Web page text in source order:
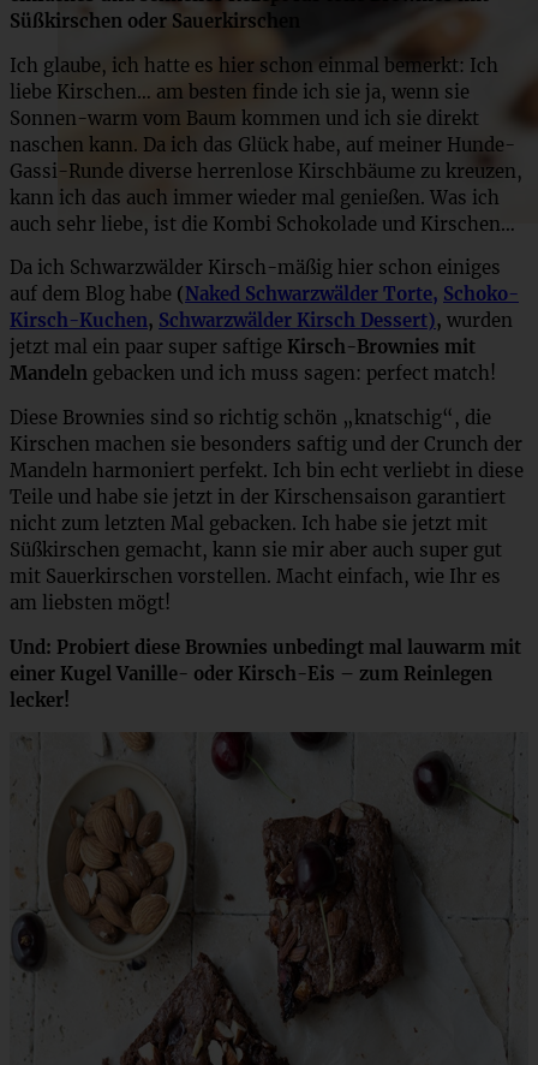
Süßkirschen oder Sauerkirschen
Ich glaube, ich hatte es hier schon einmal bemerkt: Ich
liebe Kirschen… am besten finde ich sie ja, wenn sie
Sonnen-warm vom Baum kommen und ich sie direkt
naschen kann. Da ich das Glück habe, auf meiner Hunde-
Gassi-Runde diverse herrenlose Kirschbäume zu kreuzen,
kann ich das auch immer wieder mal genießen. Was ich
auch sehr liebe, ist die Kombi Schokolade und Kirschen…
Da ich Schwarzwälder Kirsch-mäßig hier schon einiges
auf dem Blog habe (Naked Schwarzwälder Torte, Schoko-
Kirsch-Kuchen, Schwarzwälder Kirsch Dessert), wurden
jetzt mal ein paar super saftige Kirsch-Brownies mit
Mandeln gebacken und ich muss sagen: perfect match!
Diese Brownies sind so richtig schön „knatschig“, die
Kirschen machen sie besonders saftig und der Crunch der
Mandeln harmoniert perfekt. Ich bin echt verliebt in diese
Teile und habe sie jetzt in der Kirschensaison garantiert
nicht zum letzten Mal gebacken. Ich habe sie jetzt mit
Süßkirschen gemacht, kann sie mir aber auch super gut
mit Sauerkirschen vorstellen. Macht einfach, wie Ihr es
am liebsten mögt!
Und: Probiert diese Brownies unbedingt mal lauwarm mit
einer Kugel Vanille- oder Kirsch-Eis – zum Reinlegen
lecker!